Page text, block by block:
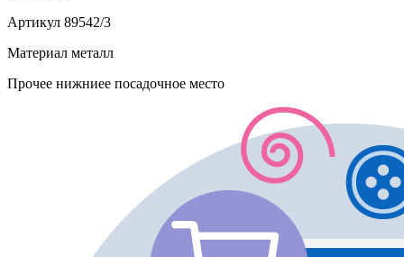
Артикул 89542/3
Материал металл
Прочее нижниее посадочное место